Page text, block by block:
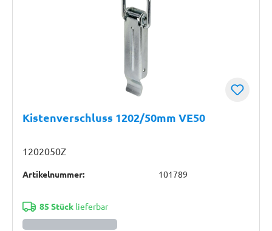
Kistenverschluss 1202/50mm VE50
1202050Z
Artikelnummer: 101789
85 Stücklieferbar